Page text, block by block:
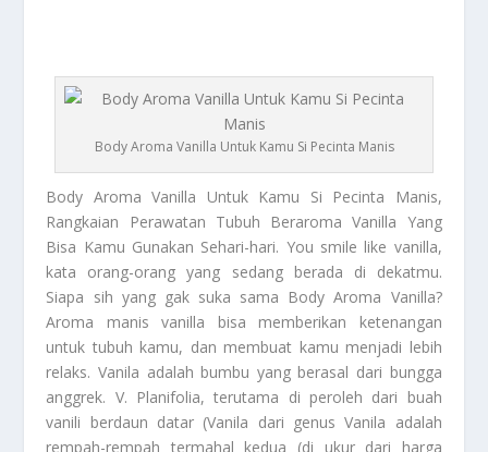
Body Aroma Vanilla Untuk Kamu Si Pecinta Manis
Body Aroma Vanilla Untuk Kamu Si Pecinta Manis,
Rangkaian Perawatan Tubuh Beraroma Vanilla Yang
Bisa Kamu Gunakan Sehari-hari. You smile like vanilla,
kata orang-orang yang sedang berada di dekatmu.
Siapa sih yang gak suka sama Body Aroma Vanilla?
Aroma manis vanilla bisa memberikan ketenangan
untuk tubuh kamu, dan membuat kamu menjadi lebih
relaks. Vanila adalah bumbu yang berasal dari bungga
anggrek. V. Planifolia, terutama di peroleh dari buah
vanili berdaun datar (Vanila dari genus Vanila adalah
rempah-rempah termahal kedua (di ukur dari harga